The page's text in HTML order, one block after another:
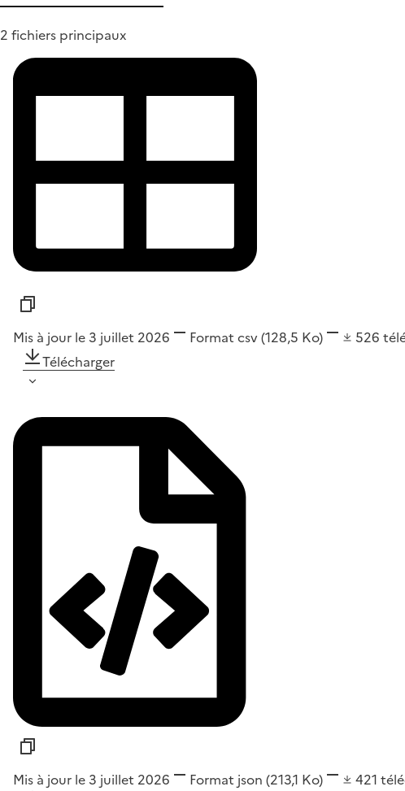
2 fichiers principaux
Mis à jour le 3 juillet 2026 Format csv(128,5 Ko) 526
Télécharger
Mis à jour le 3 juillet 2026 Format json (213,1 Ko) 421